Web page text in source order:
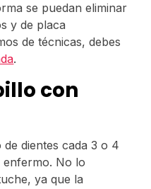
se puedan eliminar
y de placa
de técnicas, debes
.
con
dientes cada 3 o 4
enfermo. No lo
ya que la